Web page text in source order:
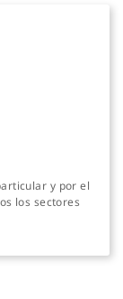
y por el
los sectores